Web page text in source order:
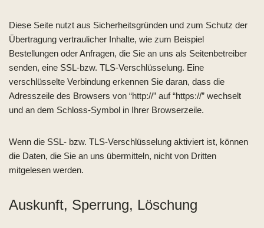
Diese Seite nutzt aus Sicherheitsgründen und zum Schutz der
Übertragung vertraulicher Inhalte, wie zum Beispiel
Bestellungen oder Anfragen, die Sie an uns als Seitenbetreiber
senden, eine SSL-bzw. TLS-Verschlüsselung. Eine
verschlüsselte Verbindung erkennen Sie daran, dass die
Adresszeile des Browsers von “http://” auf “https://” wechselt
und an dem Schloss-Symbol in Ihrer Browserzeile.
Wenn die SSL- bzw. TLS-Verschlüsselung aktiviert ist, können
die Daten, die Sie an uns übermitteln, nicht von Dritten
mitgelesen werden.
Auskunft, Sperrung, Löschung